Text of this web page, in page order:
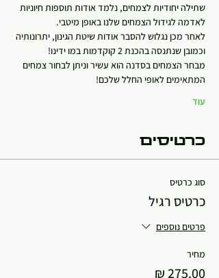
שתילה יחודיות לצמחים, נלמד אודות תוספות חיוניות
לאדמה לגידול הצמחים שלנו באופן מיטבי.
לאחר מכן נגלוש להסבר אודות שיטת הגינון, יתרונותיה
וכמובן שנתנסה בהכנת 2 קוקדמות במו ידינו!
מבחר הצמחים בסדנה הוא עשיר וניתן לבחור צמחים
המתאימים לאופי החלל שלכם!
עוד
כרטיסים
סוג כרטיס
כרטיס רגיל
פרטים נוספים
מחיר